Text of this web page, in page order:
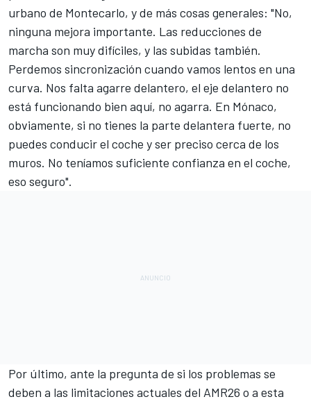
urbano de Montecarlo, y de más cosas generales: "No,
ninguna mejora importante. Las reducciones de
marcha son muy difíciles, y las subidas también.
Perdemos sincronización cuando vamos lentos en una
curva. Nos falta agarre delantero, el eje delantero no
está funcionando bien aquí, no agarra. En Mónaco,
obviamente, si no tienes la parte delantera fuerte, no
puedes conducir el coche y ser preciso cerca de los
muros. No teníamos suficiente confianza en el coche,
eso seguro".
Por último, ante la pregunta de si los problemas se
deben a las limitaciones actuales del AMR26 o a esta